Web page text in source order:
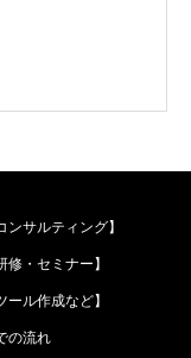
ンサルティング】
修・セミナー】
ール作成など】
の流れ